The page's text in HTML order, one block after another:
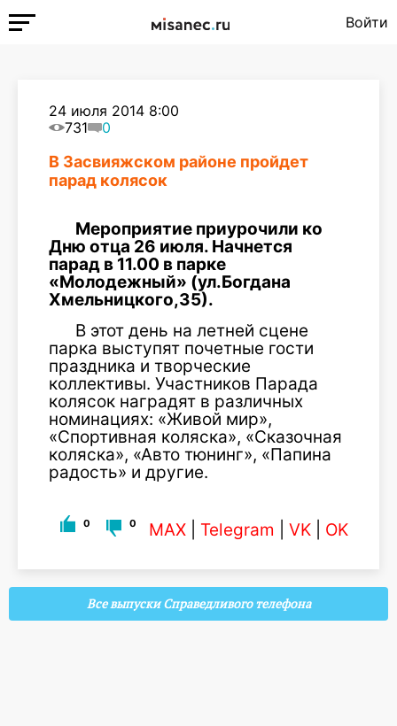
Войти
24 июля 2014 8:00
731
0
В Засвияжском районе пройдет
парад колясок
Мероприятие приурочили ко
Дню отца 26 июля. Начнется
парад в 11.00 в парке
«Молодежный» (ул.Богдана
Хмельницкого,35).
В этот день на летней сцене
парка выступят почетные гости
праздника и творческие
коллективы. Участников Парада
колясок наградят в различных
номинациях: «Живой мир»,
«Спортивная коляска», «Сказочная
коляска», «Авто тюнинг», «Папина
радость» и другие.
0 0 MAX Telegram VK OK
Все выпуски Справедливого телефона